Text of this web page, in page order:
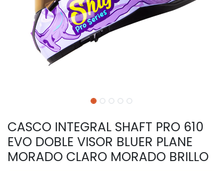
CASCO INTEGRAL SHAFT PRO 610
EVO DOBLE VISOR BLUER PLANE
MORADO CLARO MORADO BRILLO